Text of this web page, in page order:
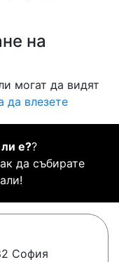
на
могат да видят
да влезете
е??
да събирате
София